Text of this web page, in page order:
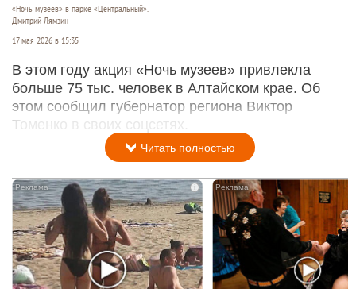
«Ночь музеев» в парке «Центральный».
Дмитрий Лямзин
17 мая 2026 в 15:35
В этом году акция «Ночь музеев» привлекла
больше 75 тыс. человек в Алтайском крае. Об
этом сообщил губернатор региона Виктор
Томенко в своих соцсетях.
Читать полностью
i